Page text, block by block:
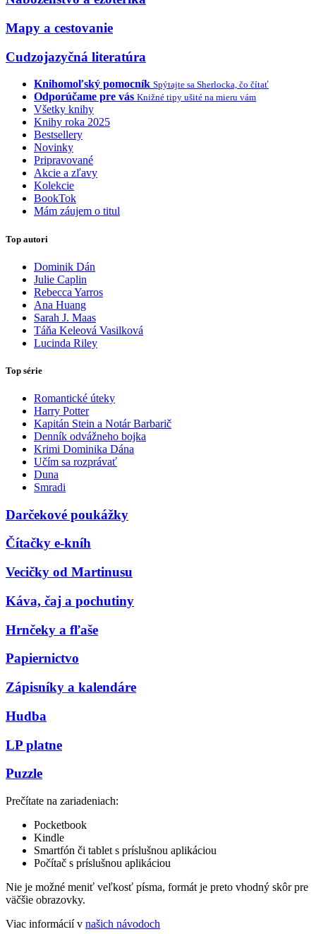
Mapy a cestovanie
Cudzojazyčná literatúra
Knihomoľský pomocník Spýtajte sa Sherlocka, čo čítať
Odporúčame pre vás Knižné tipy ušité na mieru vám
Všetky knihy
Knihy roka 2025
Bestsellery
Novinky
Pripravované
Akcie a zľavy
Kolekcie
BookTok
Mám záujem o titul
Top autori
Dominik Dán
Julie Caplin
Rebecca Yarros
Ana Huang
Sarah J. Maas
Táňa Keleová Vasilková
Lucinda Riley
Top série
Romantické úteky
Harry Potter
Kapitán Stein a Notár Barbarič
Denník odvážneho bojka
Krimi Dominika Dána
Učím sa rozprávať
Duna
Smradi
Darčekové poukážky
Čítačky e-kníh
Vecičky od Martinusu
Káva, čaj a pochutiny
Hrnčeky a fľaše
Papiernictvo
Zápisníky a kalendáre
Hudba
LP platne
Puzzle
Prečítate na zariadeniach:
Pocketbook
Kindle
Smartfón či tablet s príslušnou aplikáciou
Počítač s príslušnou aplikáciou
Nie je možné meniť veľkosť písma, formát je preto vhodný skôr pre
väčšie obrazovky.
Viac informácií v našich návodoch